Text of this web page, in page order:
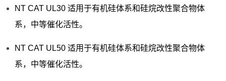
NT CAT UL30 适用于有机硅体系和硅烷改性聚合物体
系，中等催化活性。
NT CAT UL50 适用于有机硅体系和硅烷改性聚合物体
系，中等催化活性。